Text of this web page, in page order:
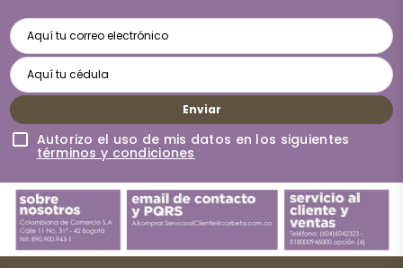
Enviar
Autorizo el uso de mis datos en los siguientes
términos y condiciones